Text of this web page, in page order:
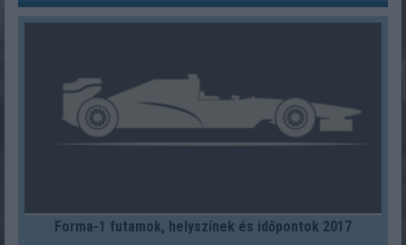
Forma-1 futamok, helyszínek és időpontok 2017